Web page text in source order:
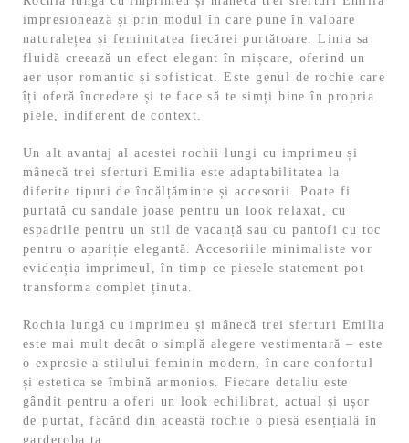
impresionează și prin modul în care pune în valoare
naturalețea și feminitatea fiecărei purtătoare. Linia sa
fluidă creează un efect elegant în mișcare, oferind un
aer ușor romantic și sofisticat. Este genul de rochie care
îți oferă încredere și te face să te simți bine în propria
piele, indiferent de context.
Un alt avantaj al acestei rochii lungi cu imprimeu și
mânecă trei sferturi Emilia este adaptabilitatea la
diferite tipuri de încălțăminte și accesorii. Poate fi
purtată cu sandale joase pentru un look relaxat, cu
espadrile pentru un stil de vacanță sau cu pantofi cu toc
pentru o apariție elegantă. Accesoriile minimaliste vor
evidenția imprimeul, în timp ce piesele statement pot
transforma complet ținuta.
Rochia lungă cu imprimeu și mânecă trei sferturi Emilia
este mai mult decât o simplă alegere vestimentară – este
o expresie a stilului feminin modern, în care confortul
și estetica se îmbină armonios. Fiecare detaliu este
gândit pentru a oferi un look echilibrat, actual și ușor
de purtat, făcând din această rochie o piesă esențială în
garderoba ta.